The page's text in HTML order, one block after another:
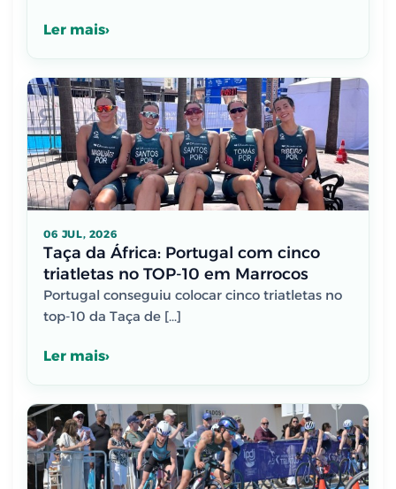
Ler mais
06 JUL, 2026
Taça da África: Portugal com cinco
triatletas no TOP-10 em Marrocos
Portugal conseguiu colocar cinco triatletas no
top-10 da Taça de […]
Ler mais